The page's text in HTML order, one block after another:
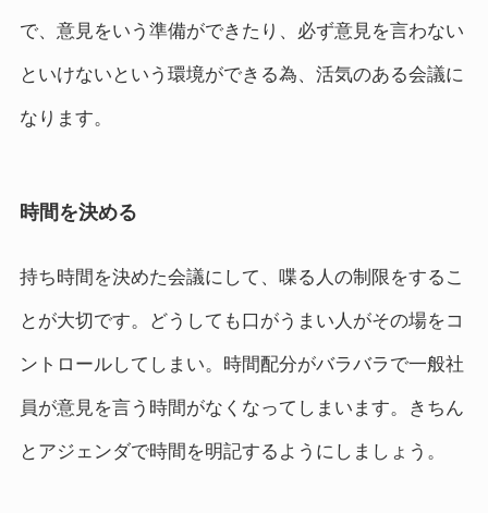
で、意見をいう準備ができたり、必ず意見を言わない
といけないという環境ができる為、活気のある会議に
なります。
時間を決める
持ち時間を決めた会議にして、喋る人の制限をするこ
とが大切です。どうしても口がうまい人がその場をコ
ントロールしてしまい。時間配分がバラバラで一般社
員が意見を言う時間がなくなってしまいます。きちん
とアジェンダで時間を明記するようにしましょう。